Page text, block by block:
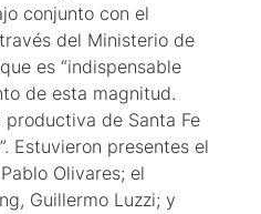
conjunto con el
del Ministerio de
es “indispensable
de esta magnitud.
de Santa Fe
Estuvieron presentes el
Olivares; el
Guillermo Luzzi; y